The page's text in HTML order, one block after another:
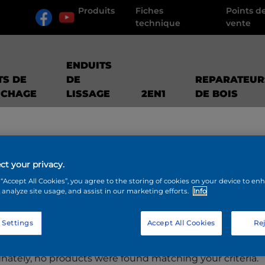
Produits
Fiches
technique
Points
vente
DE
ENDUITS
DE
LISSAGE
2EN1
DE BOIS
no products were found matching your criteria.
your privacy.
All Cookies”, you agree to the storing of cookies on your device to
analyze site usage, and assist in our marketing efforts.
Info
Settings Accept All Cookies